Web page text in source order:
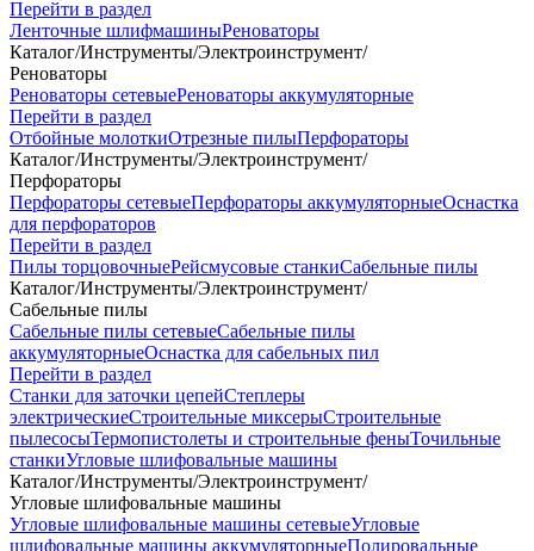
Перейти в раздел
Ленточные шлифмашиныРеноваторы
Каталог/Инструменты/Электроинструмент/
Реноваторы
Реноваторы сетевыеРеноваторы аккумуляторные
Перейти в раздел
Отбойные молоткиОтрезные пилыПерфораторы
Каталог/Инструменты/Электроинструмент/
Перфораторы
Перфораторы сетевыеПерфораторы аккумуляторныеОснастка
для перфораторов
Перейти в раздел
Пилы торцовочныеРейсмусовые станкиСабельные пилы
Каталог/Инструменты/Электроинструмент/
Сабельные пилы
Сабельные пилы сетевыеСабельные пилы
аккумуляторныеОснастка для сабельных пил
Перейти в раздел
Станки для заточки цепейСтеплеры
электрическиеСтроительные миксерыСтроительные
пылесосыТермопистолеты и строительные феныТочильные
станкиУгловые шлифовальные машины
Каталог/Инструменты/Электроинструмент/
Угловые шлифовальные машины
Угловые шлифовальные машины сетевыеУгловые
шлифовальные машины аккумуляторныеПолировальные